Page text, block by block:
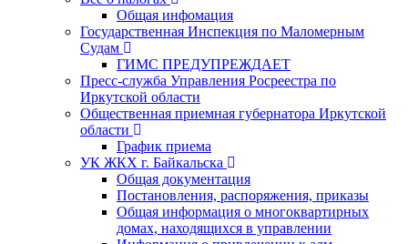
Общая инфомация
Государственная Инспекция по Маломерным
Судам
ГИМС ПРЕДУПРЕЖДАЕТ
Пресс-служба Управления Росреестра по
Иркутской области
Общественная приемная губернатора Иркутской
области
График приема
УК ЖКХ г. Байкальска
Общая документация
Постановления, распоряжения, приказы
Общая информация о многоквартирных
домах, находящихся в управлении